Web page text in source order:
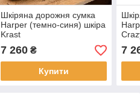
Шкіряна дорожня сумка
Harper (темно-синя) шкіра
Krast
7 260₴
Купити
7